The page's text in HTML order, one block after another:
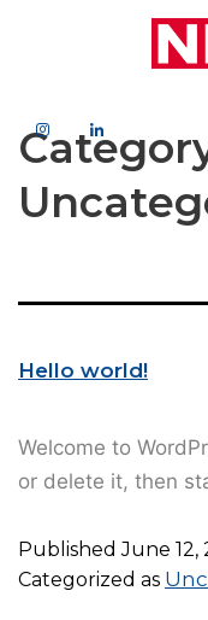
Hello world!
Welcome to
or delete it, then
PublishedJune 12,
Categorized as